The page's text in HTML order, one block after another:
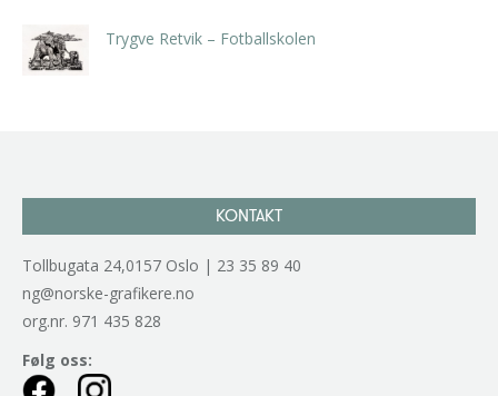
Trygve Retvik – Fotballskolen
KONTAKT
Tollbugata 24,0157 Oslo | 23 35 89 40
ng@norske-grafikere.no
org.nr. 971 435 828
Følg oss: